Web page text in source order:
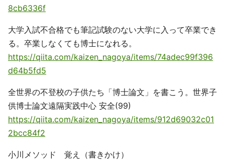
8cb6336f
大学入試不合格でも筆記試験のない大学に入って卒業でき
る。卒業しなくても博士になれる。
https://qiita.com/kaizen_nagoya/items/74adec99f396
d64b5fd5
全世界の不登校の子供たち「博士論文」を書こう。世界子
供博士論文遠隔実践中心 安全(99)
https://qiita.com/kaizen_nagoya/items/912d69032c01
2bcc84f2
小川メソッド 覚え（書きかけ）